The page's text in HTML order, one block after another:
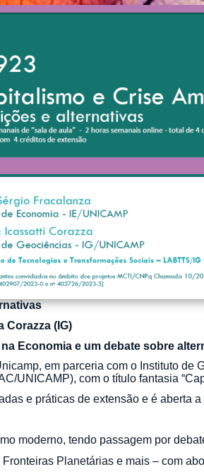
Corazza (IG)
Economia e um debate sobre
em parceria com o Instituto de
UNICAMP), com o título fantasia
e práticas de extensão e é aberta
moderno, tendo passagem por
Planetárias e mais – com